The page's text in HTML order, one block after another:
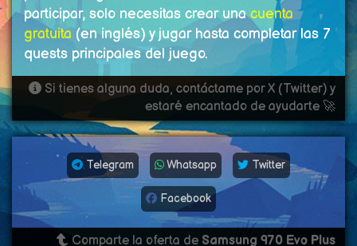
participar, solo necesitas crear unacuenta
gratuita (en inglés) y jugar hasta completar las 7
quests principales del juego.
Si tienes alguna duda, contáctame por X (Twitter) y
estaré encantado de ayudarte 🚀
Telegram Whatsapp Twitter
Facebook
Comparte la oferta de Samsung 970 Evo Plus